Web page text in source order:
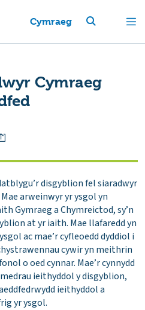
Cymraeg
Cymraeg
disgyblion fel siaradwyr
arweinwyr yr ysgol yn
Gymraeg a Chymreictod, sy’n
at yr iaith. Mae llafaredd yn
ac mae’r cyfleoedd dyddiol i
cywir yn meithrin
o oed cynnar. Mae’r cynnydd
ieithyddol y disgyblion,
ieithyddol a
yr ysgol.